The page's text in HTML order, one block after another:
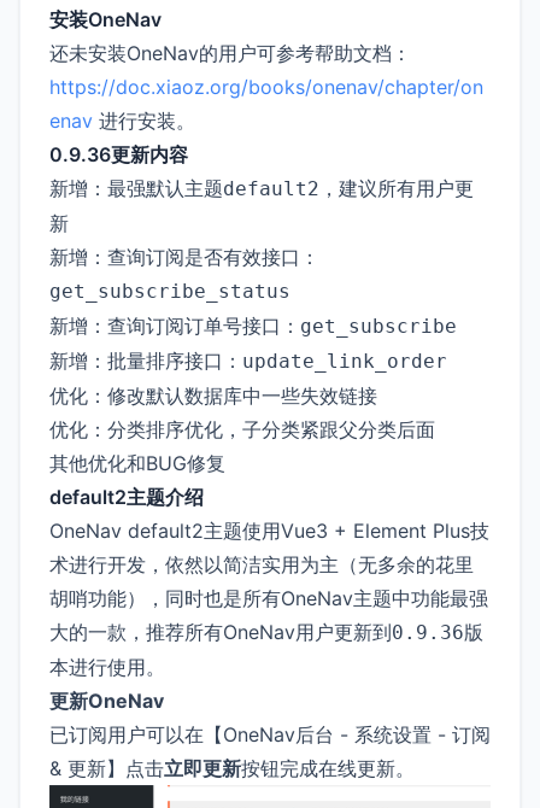
安装OneNav
还未安装OneNav的用户可参考帮助文档：
https://doc.xiaoz.org/books/onenav/chapter/on
enav 进行安装。
0.9.36更新内容
新增：最强默认主题default2 ，建议所有用户更
新
新增：查询订阅是否有效接口：
get_subscribe_status
新增：查询订阅订单号接口： get_subscribe
新增：批量排序接口： update_link_order
优化：修改默认数据库中一些失效链接
优化：分类排序优化，子分类紧跟父分类后面
其他优化和BUG修复
default2主题介绍
OneNav default2主题使用Vue3 + Element Plus技
术进行开发，依然以简洁实用为主（无多余的花里
胡哨功能），同时也是所有OneNav主题中功能最强
大的一款，推荐所有OneNav用户更新到0.9.36版
本进行使用。
更新OneNav
已订阅用户可以在【OneNav后台 - 系统设置 - 订阅
& 更新】点击立即更新按钮完成在线更新。